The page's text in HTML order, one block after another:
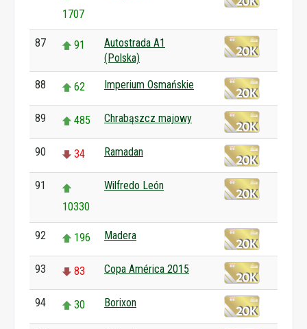
1707
87 91
Autostrada A1
(Polska)
88 62 Imperium Osmańskie
89 485 Chrabąszcz majowy
90 34 Ramadan
91
10330
Wilfredo León
92 196 Madera
93 83 Copa América 2015
94 30 Borixon